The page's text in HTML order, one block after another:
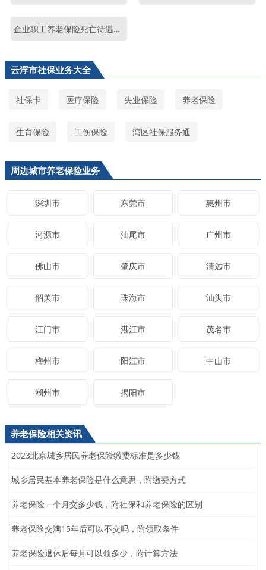
企业职工养老保险死亡待遇申领
云浮市社保业务大全
社保卡 医疗保险 失业保险 养老保险
生育保险 工伤保险 湾区社保服务通
周边城市养老保险业务
深圳市 东莞市 惠州市
河源市 汕尾市 广州市
佛山市 肇庆市 清远市
韶关市 珠海市 汕头市
江门市 湛江市 茂名市
梅州市 阳江市 中山市
潮州市 揭阳市
养老保险相关资讯
2023北京城乡居民养老保险缴费标准是多少钱
城乡居民基本养老保险是什么意思，附缴费方式
养老保险一个月交多少钱，附社保和养老保险的区别
养老保险交满15年后可以不交吗，附领取条件
养老保险退休后每月可以领多少，附计算方法